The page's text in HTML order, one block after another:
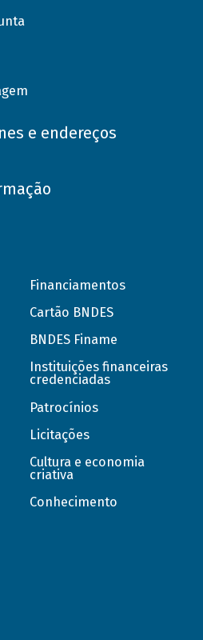
e endereços
Financiamentos
Cartão BNDES
BNDES Finame
Instituições financeiras
credenciadas
Patrocínios
Licitações
Cultura e economia
criativa
Conhecimento